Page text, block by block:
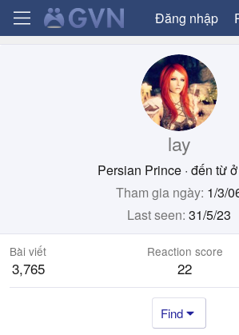
Đăng nhập
lay
Persian Prince · đến từ
Tham gia ngày 1/3/
Last seen 31/5/23
Bài viết
3,765
Reaction score
22
Find